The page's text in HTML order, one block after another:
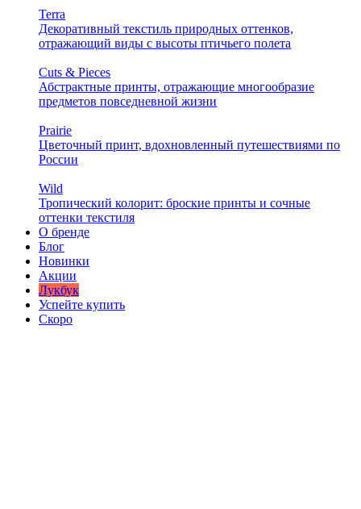
Terra
Декоративный текстиль природных оттенков,
отражающий виды с высоты птичьего полета
Cuts & Pieces
Абстрактные принты, отражающие многообразие
предметов повседневной жизни
Prairie
Цветочный принт, вдохновленный путешествиями по
России
Wild
Тропический колорит: броские принты и сочные
оттенки текстиля
О бренде
Блог
Новинки
Акции
Лукбук
Успейте купить
Скоро